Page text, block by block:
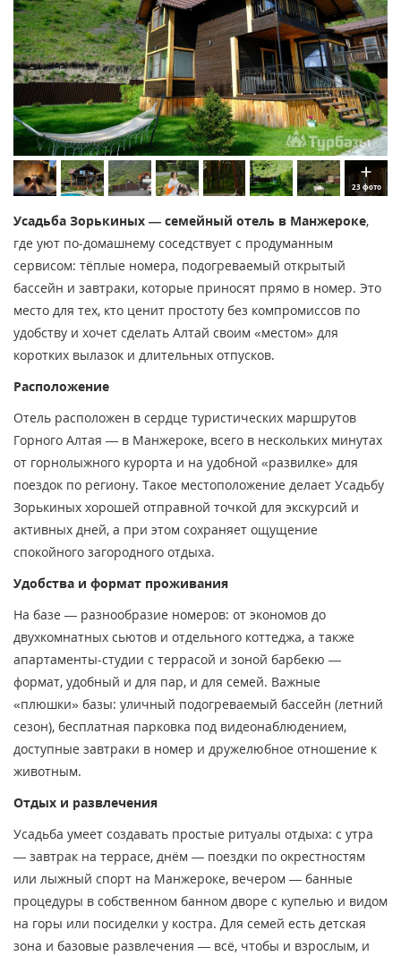
23 фото
Усадьба Зорькиных — семейный отель в Манжероке,
где уют по-домашнему соседствует с продуманным
сервисом: тёплые номера, подогреваемый открытый
бассейн и завтраки, которые приносят прямо в номер. Это
место для тех, кто ценит простоту без компромиссов по
удобству и хочет сделать Алтай своим «местом» для
коротких вылазок и длительных отпусков.
Расположение
Отель расположен в сердце туристических маршрутов
Горного Алтая — в Манжероке, всего в нескольких минутах
от горнолыжного курорта и на удобной «развилке» для
поездок по региону. Такое местоположение делает Усадьбу
Зорькиных хорошей отправной точкой для экскурсий и
активных дней, а при этом сохраняет ощущение
спокойного загородного отдыха.
Удобства и формат проживания
На базе — разнообразие номеров: от экономов до
двухкомнатных сьютов и отдельного коттеджа, а также
апартаменты-студии с террасой и зоной барбекю —
формат, удобный и для пар, и для семей. Важные
«плюшки» базы: уличный подогреваемый бассейн (летний
сезон), бесплатная парковка под видеонаблюдением,
доступные завтраки в номер и дружелюбное отношение к
животным.
Отдых и развлечения
Усадьба умеет создавать простые ритуалы отдыха: с утра
— завтрак на террасе, днём — поездки по окрестностям
или лыжный спорт на Манжероке, вечером — банные
процедуры в собственном банном дворе с купелью и видом
на горы или посиделки у костра. Для семей есть детская
зона и базовые развлечения — всё, чтобы и взрослым, и